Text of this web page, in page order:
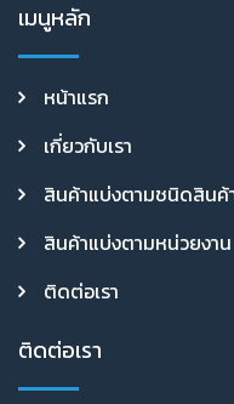
เมนูหลัก
หน้าแรก
เกี่ยวกับเรา
สินค้าแบ่งตามชนิดสินค้
สินค้าแบ่งตามหน่วยงาน
ติดต่อเรา
ติดต่อเรา